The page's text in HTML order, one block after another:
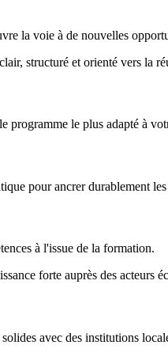
la voie à de nouvelles
structuré et orienté vers la
programme le plus adapté à
pour ancrer durablement les
à l'issue de la formation.
forte auprès des acteurs
avec des institutions